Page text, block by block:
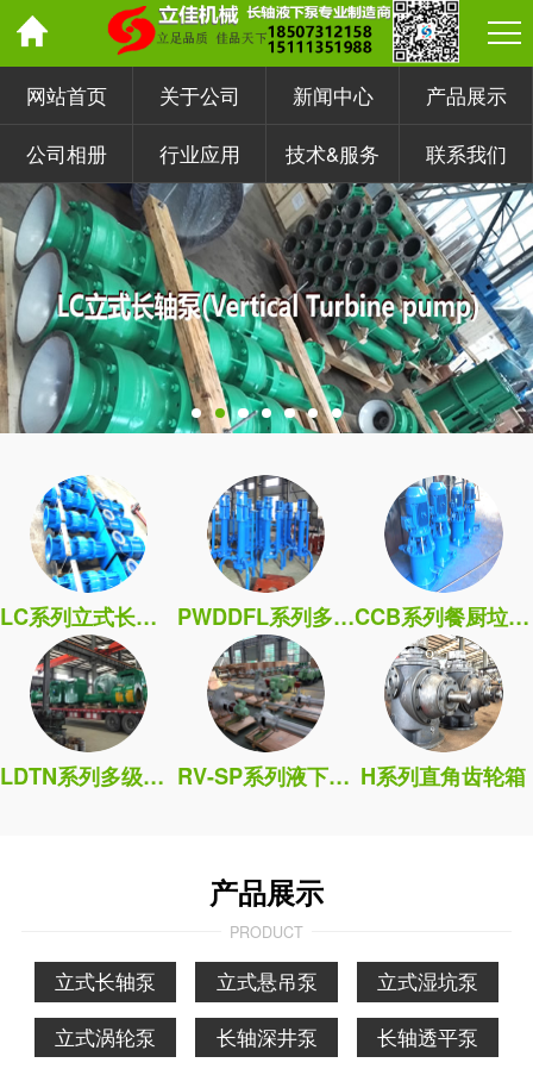
网站首页 关于公司 新闻中心 产品展示
公司相册 行业应用 技术&服务 联系我们
LC系列立式长轴泵 PWDDFL系列多吸头排污泵 CCB系列餐厨垃圾处理泵
LDTN系列多级筒袋式凝泵 RV-SP系列液下污水泵 H系列直角齿轮箱
产品展示
PRODUCT
立式长轴泵 立式悬吊泵
立式湿坑泵
立式涡轮泵
长轴深井泵
长轴透平泵